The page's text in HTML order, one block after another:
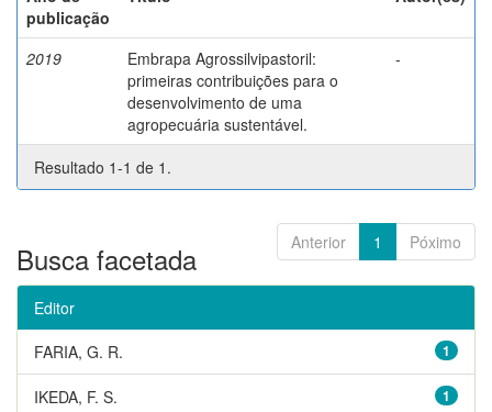
publicação
2019
Embrapa Agrossilvipastoril:
primeiras contribuições para o
desenvolvimento de uma
agropecuária sustentável.
-
Resultado 1-1 de 1.
Anterior 1 Póximo
Busca facetada
Editor
1
FARIA, G. R.
1
IKEDA, F. S.